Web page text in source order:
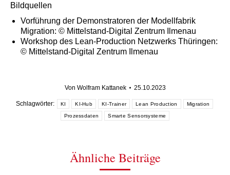
Bildquellen
Vorführung der Demonstratoren der Modellfabrik
Migration: © Mittelstand-Digital Zentrum Ilmenau
Workshop des Lean-Production Netzwerks Thüringen:
© Mittelstand-Digital Zentrum Ilmenau
Von Wolfram Kattanek 25.10.2023
Schlagwörter: KI KI-Hub KI-Trainer Lean Production Migration
Prozessdaten Smarte Sensorsysteme
Ähnliche Beiträge